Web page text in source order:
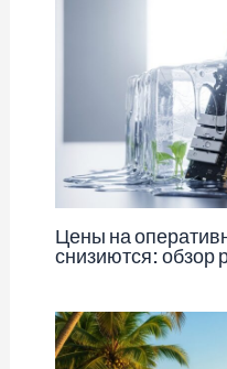
Цены на
снизиются: обзор